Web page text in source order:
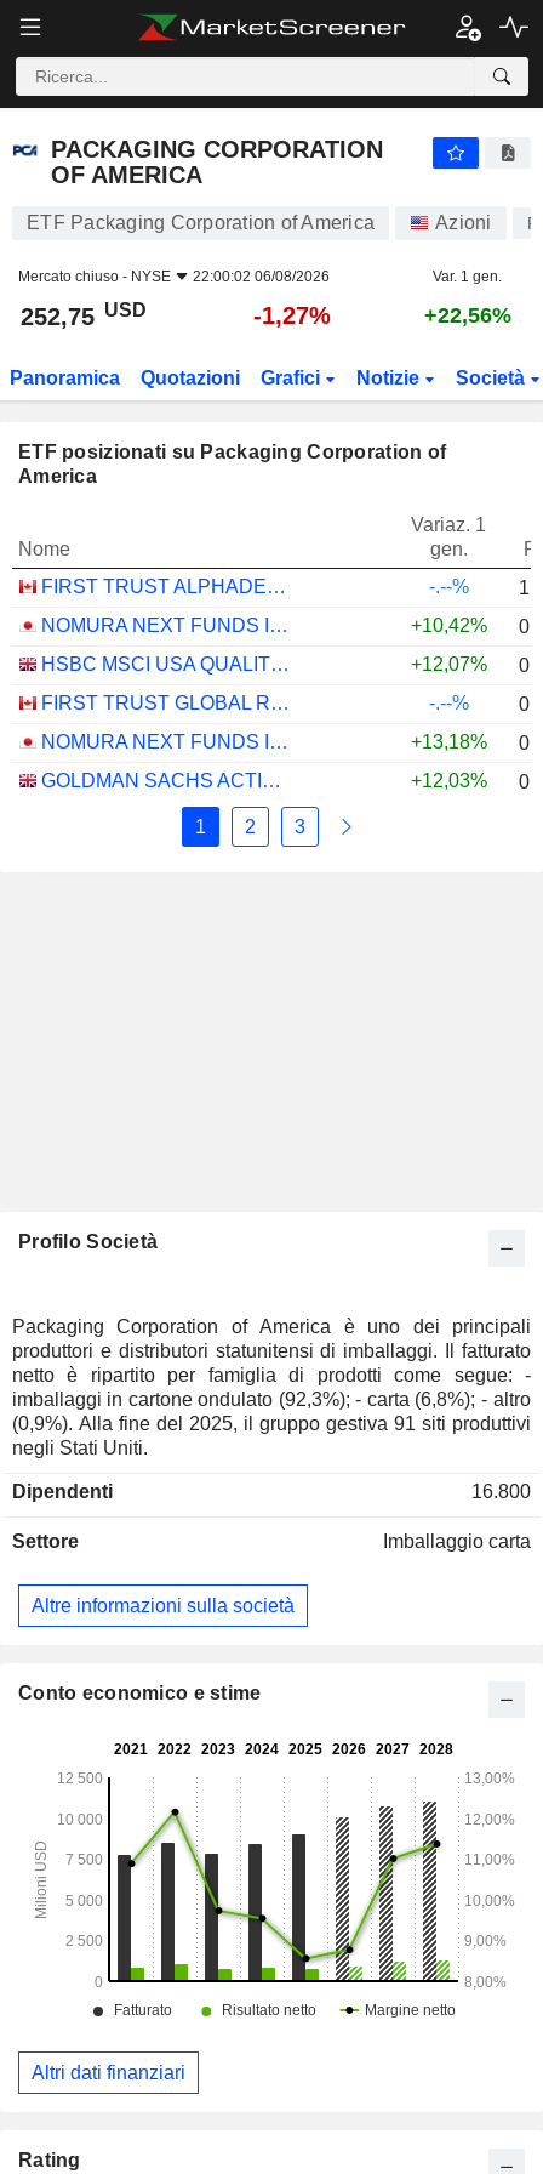
PACKAGING CORPORATION
OF AMERICA
ETF Packaging Corporation of America Azioni
Mercato chiuso - NYSE 22:00:02 06/08/2026 Var. 1 gen.
252,75 USD -1,27% +22,56%
Panoramica Quotazioni Grafici Notizie Società
ETF posizionati su Packaging Corporation of
America
Nome
Variaz. 1
gen.
FIRST TRUST ALPHADEX U.S. INDUSTRIALS SECTOR INDEX ETF - CAD HEDGED
-.--%
NOMURA NEXT FUNDS INTERNATIONAL EQUITY MSCI-KOKUSAI (YEN-HEDGED) ETF - JPY
+10,42%
HSBC MSCI USA QUALITY UCITS ETF - USD
+12,07%
FIRST TRUST GLOBAL RISK MANAGED INCOME INDEX ETF - CAD
-.--%
NOMURA NEXT FUNDS INTERNATIONAL EQUITY MSCI-KOKUSAI (UNHEDGED) ETF - JPY
+13,18%
GOLDMAN SACHS ACTIVEBETA PARIS-ALIGNED SUSTAINABLE US LARGE CAP EQUITY UCITS ETF - USD
+12,03%
1 2 3
Profilo Società
Packaging Corporation of America è uno dei principali
produttori e distributori statunitensi di imballaggi. Il fatturato
netto è ripartito per famiglia di prodotti come segue: -
imballaggi in cartone ondulato (92,3%); - carta (6,8%); - altro
(0,9%). Alla fine del 2025, il gruppo gestiva 91 siti produttivi
negli Stati Uniti.
Dipendenti 16.800
Settore Imballaggio carta
Altre informazioni sulla società
Conto economico e stime
Altri dati finanziari
Rating